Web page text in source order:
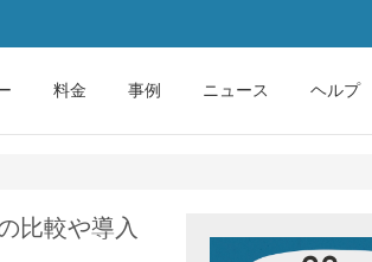
料金 事例 ニュース ヘルプ
比較や導入